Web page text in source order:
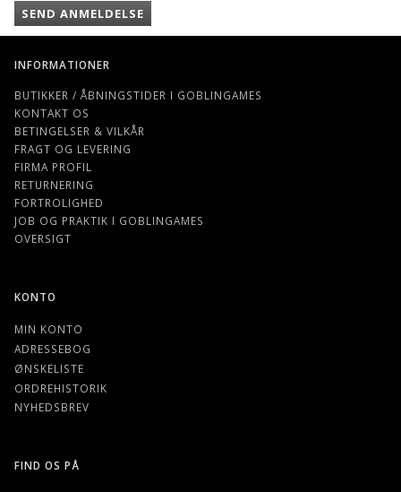
SEND ANMELDELSE
INFORMATIONER
BUTIKKER / ÅBNINGSTIDER I GOBLINGAMES
KONTAKT OS
BETINGELSER & VILKÅR
FRAGT OG LEVERING
FIRMA PROFIL
RETURNERING
FORTROLIGHED
JOB OG PRAKTIK I GOBLINGAMES
OVERSIGT
KONTO
MIN KONTO
ADRESSEBOG
ØNSKELISTE
ORDREHISTORIK
NYHEDSBREV
FIND OS PÅ